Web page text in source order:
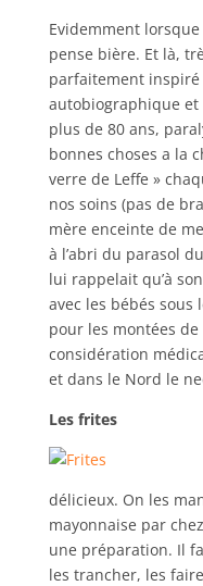
Evidemment
pense bière. Et là,
parfaitement
autobiographique
plus de 80 ans,
bonnes choses a la
verre de Leffe »
nos soins (pas de
mère enceinte de
à l’abri du parasol
lui rappelait qu’à
avec les bébés sous
pour les montées
considération
et dans le Nord le
Les frites
délicieux. On les
mayonnaise par
une préparation. Il
les trancher, les